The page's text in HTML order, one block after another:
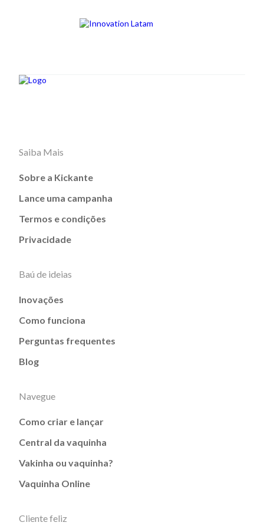
Saiba Mais
Sobre a Kickante
Lance uma campanha
Termos e condições
Privacidade
Baú de ideias
Inovações
Como funciona
Perguntas frequentes
Blog
Navegue
Como criar e lançar
Central da vaquinha
Vakinha ou vaquinha?
Vaquinha Online
Cliente feliz